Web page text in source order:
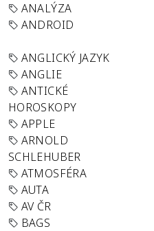
ANALÝZA
ANDROID
ANGLICKÝ JAZYK
ANGLIE
ANTICKÉ
HOROSKOPY
APPLE
ARNOLD
SCHLEHUBER
ATMOSFÉRA
AUTA
AV ČR
BAGS